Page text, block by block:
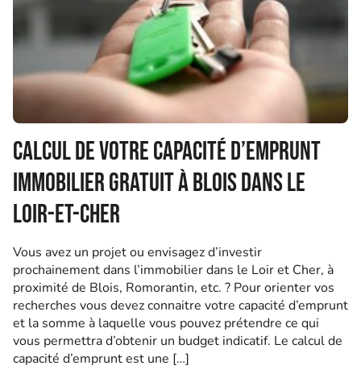
Calcul de votre capacité d’emprunt
immobilier gratuit à Blois dans le
Loir-et-Cher
Vous avez un projet ou envisagez d’investir
prochainement dans l’immobilier dans le Loir et Cher, à
proximité de Blois, Romorantin, etc. ? Pour orienter vos
recherches vous devez connaitre votre capacité d’emprunt
et la somme à laquelle vous pouvez prétendre ce qui
vous permettra d’obtenir un budget indicatif. Le calcul de
capacité d’emprunt est une […]